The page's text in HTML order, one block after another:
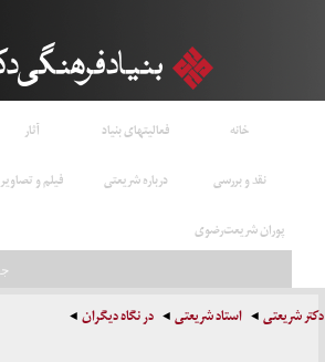
خانه فعالیتهای بنیاد آثار
نقد و بررسی
درباره شریعتی فیلم و تصاویر
پوران شریعت‌رضوی
دکتر شریعتی استاد شریعتی در نگاه دیگران